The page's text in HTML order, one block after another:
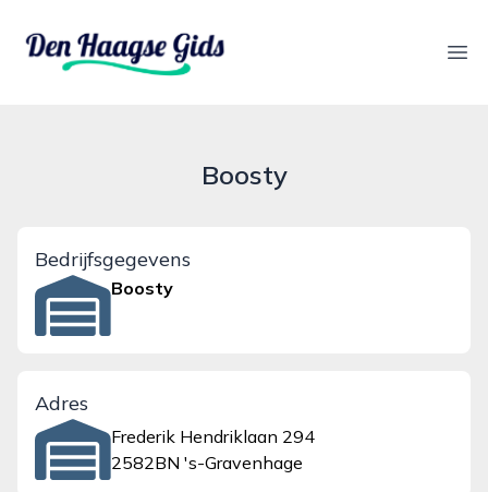
denhaagsegids.nl
Boosty
Bedrijfsgegevens
Boosty
Adres
Frederik Hendriklaan 294
2582BN 's-Gravenhage